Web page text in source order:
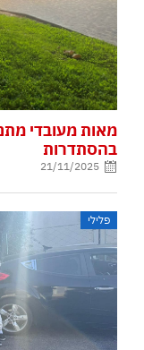
מאות מעובדי
בהסתדרות
21/11/2025
פלילי